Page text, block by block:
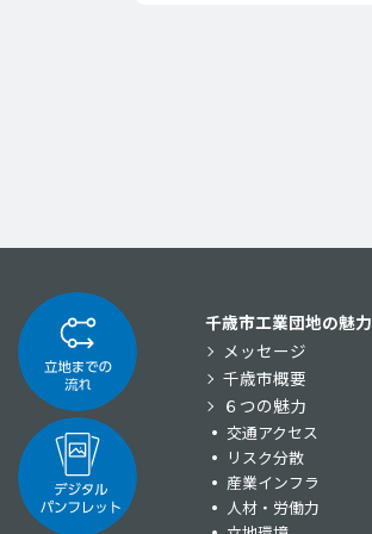
千歳市工業団地の魅力
メッセージ
千歳市概要
６つの魅力
交通アクセス
リスク分散
産業インフラ
人材・労働力